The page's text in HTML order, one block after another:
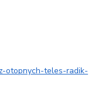
otopnych-teles-radik-